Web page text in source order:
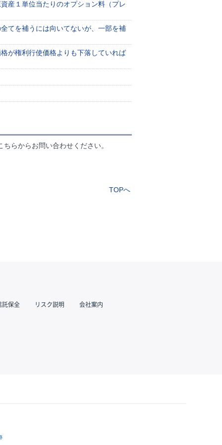
産１単位当たりのオプション料（プレ
てを補うには向いてないが、一部を補
が権利行使価格よりも下落していれば
らからお問い合わせください。
TOPへ
託保全 リスク説明 会社案内